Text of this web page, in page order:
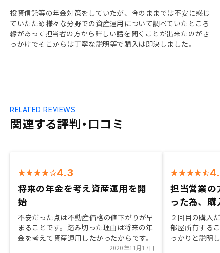
投資信託等の年金対策をしていたが、今のままでは不安に感じ
ていたため様々な分野での資産運用について調べていたところ
縁があって担当者の方から詳しい話を聞くことが出来たのがき
っかけでそこからは丁寧な説明等で購入は即決しました。
関連する評判・口コミ
RELATED REVIEWS
4.3
将来の年金を考え資産運用を開
始
不安だった点は不動産価格の値下がりが早
まることです。踏み切った理由は将来の年
金を考えて資産運用したかったからです。
2020年11月17日
担当営業の
った為、購
２回目の購入
部屋所有する
っかりと説明